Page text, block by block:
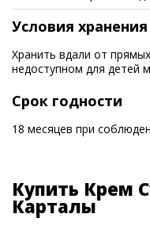
Условия хранения
Хранить вдали от
недоступном для детей
Срок годности
18 месяцев при
Купить Крем
Карталы